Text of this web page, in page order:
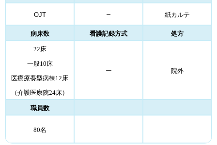
OJT － 紙カルテ
病床数 看護記録方式 処方
22床
一般10床
医療療養型病棟12床
（介護医療院24床）
ー 院外
職員数
80名